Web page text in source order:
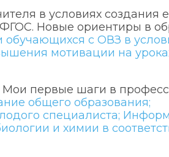
в условиях создания
Новые ориентиры в
обучающихся с ОВЗ в
мотивации на
Мои первые шаги в
общего образования;
специалиста;
и химии в